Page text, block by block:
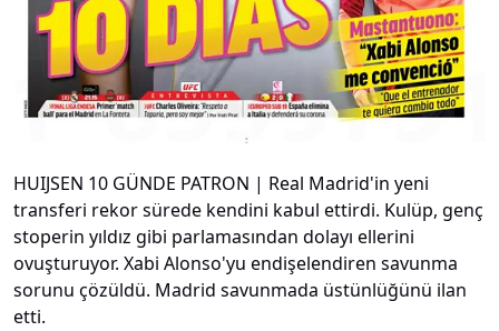
HUIJSEN 10 GÜNDE PATRON | Real Madrid'in yeni
transferi rekor sürede kendini kabul ettirdi. Kulüp, genç
stoperin yıldız gibi parlamasından dolayı ellerini
ovuşturuyor. Xabi Alonso'yu endişelendiren savunma
sorunu çözüldü. Madrid savunmada üstünlüğünü ilan
etti.